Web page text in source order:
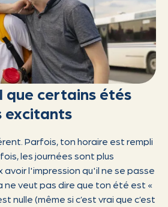
que certains étés
excitants
Parfois, ton horaire est rempli
les journées sont plus
avoir l'impression qu'il ne se passe
ne veut pas dire que ton été est «
nulle (même si c’est vrai que c’est